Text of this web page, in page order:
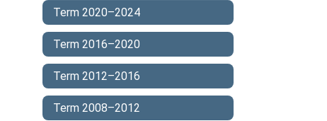
Term 2020–2024
Term 2016–2020
Term 2012–2016
Term 2008–2012